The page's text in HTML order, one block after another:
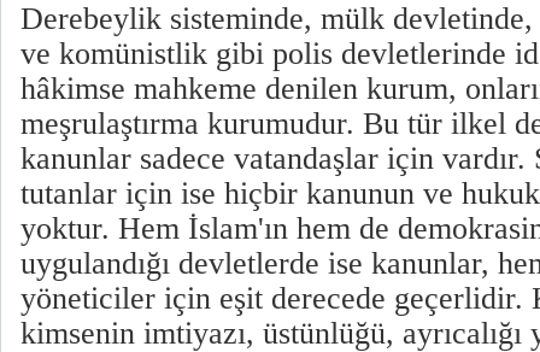
Derebeylik sisteminde, mülk devletinde,
ve komünistlik gibi polis devletlerinde
hâkimse mahkeme denilen kurum,
meşrulaştırma kurumudur. Bu tür ilkel
kanunlar sadece vatandaşlar için
tutanlar için ise hiçbir kanunun ve
yoktur. Hem İslam'ın hem de
uygulandığı devletlerde ise kanunlar,
yöneticiler için eşit derecede geçerlidir.
kimsenin imtiyazı, üstünlüğü,